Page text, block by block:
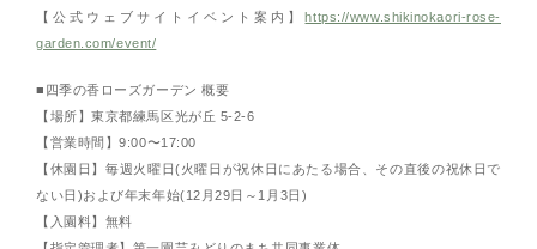
【公式ウェブサイトイベント案内】 https://www.shikinokaori-rose-
garden.com/event/
■四季の香ローズガーデン 概要
【場所】東京都練馬区光が丘 5-2-6
【営業時間】9:00〜17:00
【休園日】毎週火曜日(火曜日が祝休日にあたる場合、その直後の祝休日で
ない日)および年末年始(12月29日～1月3日)
【入園料】無料